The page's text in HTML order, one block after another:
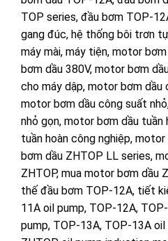
TOP series, đầu bơm TOP-
gang đúc, hệ thống bôi trơn
máy mài, máy tiện, motor bơm
bơm dầu 380V, motor bơm
cho máy dập, motor bơm dầu
motor bơm dầu công suất nhỏ
nhỏ gọn, motor bơm dầu tuần
tuần hoàn công nghiệp, motor
bơm dầu ZHTOP LL series,
ZHTOP, mua motor bơm dầu
thế đầu bơm TOP-12A, tiết
11A oil pump, TOP-12A,
pump, TOP-13A, TOP-13A oil